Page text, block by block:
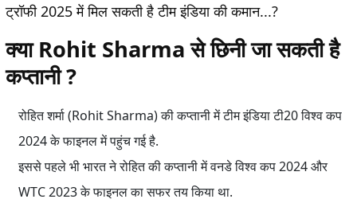
ट्रॉफी 2025 में मिल सकती है टीम इंडिया की कमान...?
क्या Rohit Sharma से छिनी जा सकती है
कप्तानी ?
रोहित शर्मा (Rohit Sharma) की कप्तानी में टीम इंडिया टी20 विश्व कप
2024 के फाइनल में पहुंच गई है.
इससे पहले भी भारत ने रोहित की कप्तानी में वनडे विश्व कप 2024 और
WTC 2023 के फाइनल का सफर तय किया था.